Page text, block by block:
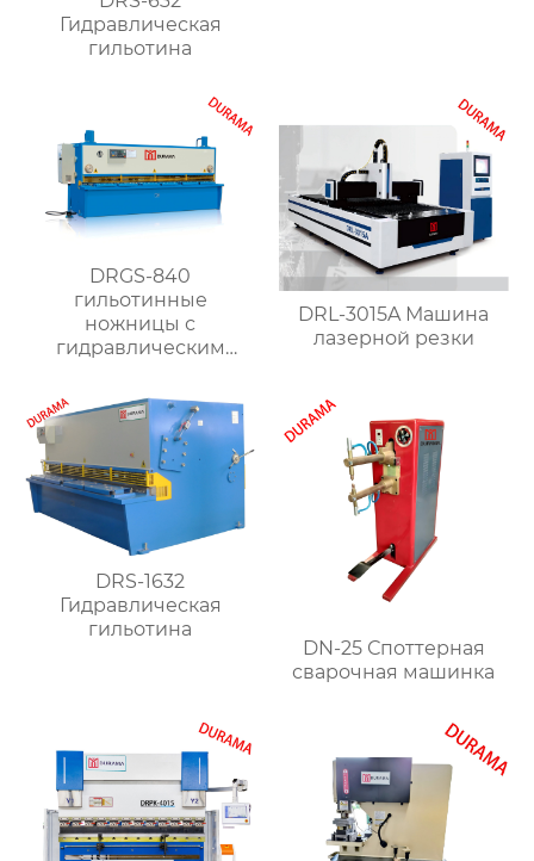
Гидравлическая
гильотина
DRGS-840
гильотинные
ножницы с
гидравлическим
ударником
DRL-3015A Машина
лазерной резки
DRS-1632
Гидравлическая
гильотина
DN-25 Споттерная
сварочная машинка